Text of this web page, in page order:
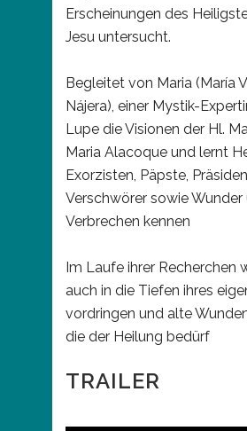
Erscheinungen des
Jesu untersucht.
Begleitet von Maria (María
Nájera), einer Mystik-
Lupe die Visionen der Hl.
Maria Alacoque und lernt
Exorzisten, Päpste,
Verschwörer sowie Wunder
Verbrechen kennen
Im Laufe ihrer Recherchen
auch in die Tiefen ihres
vordringen und alte
die der Heilung bedürf
TRAILER